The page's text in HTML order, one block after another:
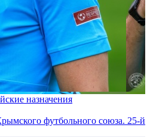
назначения
футбольного союза. 25-й